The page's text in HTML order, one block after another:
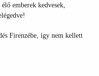
emberek kedvesek,
Firenzébe, így nem kellett